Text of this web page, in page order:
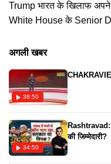
Trump भारत के खिलाफ अपने
White House के Senior
क्या कुछ कहा
अगली खबर
38:50
34:50
Rashtravad:
की जिम्मेदारी?